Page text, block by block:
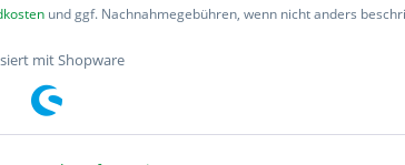
und ggf. Nachnahmegebühren, wenn nicht anders
mit Shopware